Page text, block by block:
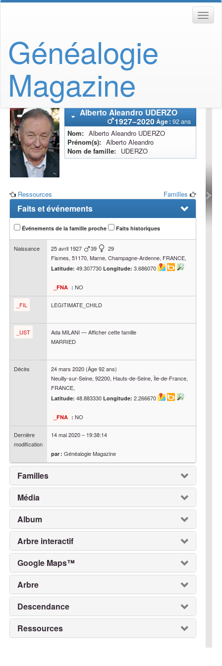
Généalogie
Magazine
Alberto AleandroUDERZO
1927–2020 Âge : 92 ans
Nom Alberto Aleandro UDERZO
Prénom(s)
Alberto Aleandro
Nom de famille
UDERZO
Ressources Familles
Faits et événements
Événements de la famille proche Faits historiques
Naissance 25 avril 1927 39
29
Fismes, 51170, Marne, Champagne-Ardenne, FRANCE,
Latitude:49.307730Longitude:3.686070
_FNA : NO
_FIL LEGITIMATE_CHILD
_UST AdaMILANI—Afficher cette famille
MARRIED
Décès 24 mars 2020 (Âge 92 ans)
Neuilly-sur-Seine, 92200, Hauts-de-Seine, Île-de-France,
FRANCE,
Latitude:48.883330Longitude:2.266670
_FNA : NO
Dernière
modification
14 mai 2020– 19:38:14
par : Généalogie Magazine
Familles
Média
Album
Arbre interactif
Google Maps™
Arbre
Descendance
Ressources